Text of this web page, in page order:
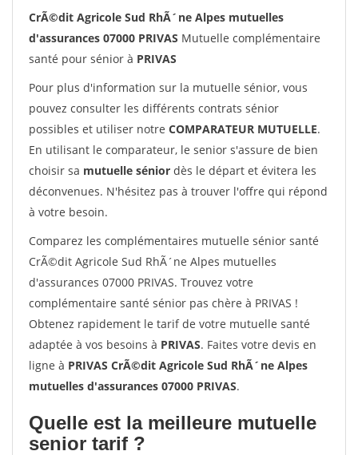
CrÃ©dit Agricole Sud RhÃ´ne Alpes mutuelles
d'assurances 07000 PRIVAS Mutuelle complémentaire
santé pour sénior à PRIVAS
Pour plus d'information sur la mutuelle sénior, vous
pouvez consulter les différents contrats sénior
possibles et utiliser notre COMPARATEUR MUTUELLE.
En utilisant le comparateur, le senior s'assure de bien
choisir sa mutuelle sénior dès le départ et évitera les
déconvenues. N'hésitez pas à trouver l'offre qui répond
à votre besoin.
Comparez les complémentaires mutuelle sénior santé
CrÃ©dit Agricole Sud RhÃ´ne Alpes mutuelles
d'assurances 07000 PRIVAS. Trouvez votre
complémentaire santé sénior pas chère à PRIVAS !
Obtenez rapidement le tarif de votre mutuelle santé
adaptée à vos besoins à PRIVAS. Faites votre devis en
ligne à PRIVAS CrÃ©dit Agricole Sud RhÃ´ne Alpes
mutuelles d'assurances 07000 PRIVAS.
Quelle est la meilleure mutuelle
senior tarif ?